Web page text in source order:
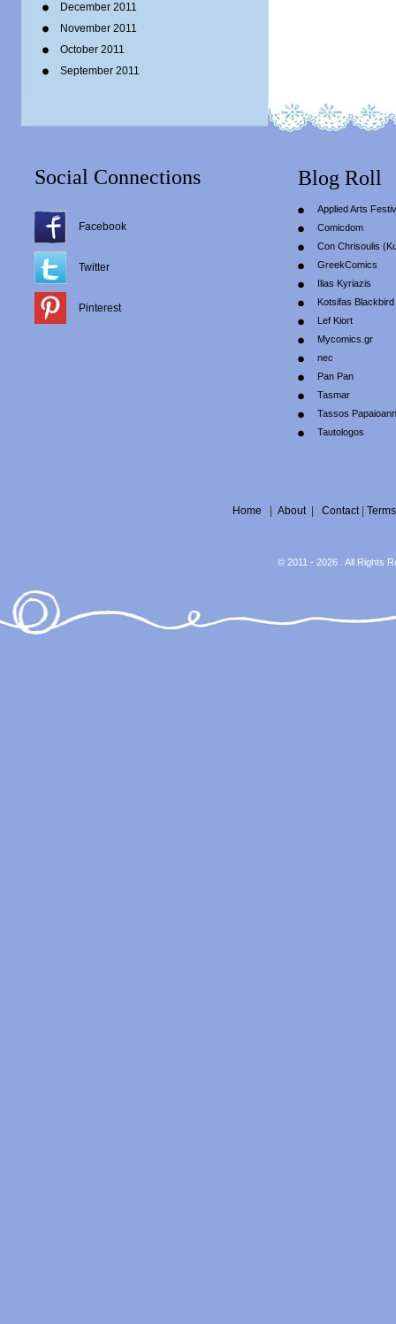
December 2011
November 2011
October 2011
September 2011
Social Connections
Facebook
Twitter
Pinterest
Blog Roll
Applied Arts
Comicdom
Con Chrisoulis
GreekComics
Ilias Kyriazis
Kotsifas Blackbird
Lef Kiort
Mycomics.gr
nec
Pan Pan
Tasmar
Tassos
Tautologos
Home About| Contact| Terms
© 2011 - 2026 . All Rights